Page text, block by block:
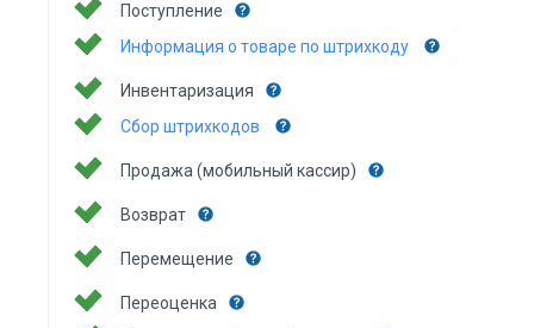
Поступление
Информация о товаре по штрихкоду
Инвентаризация
Сбор штрихкодов
Продажа (мобильный кассир)
Возврат
Перемещение
Переоценка